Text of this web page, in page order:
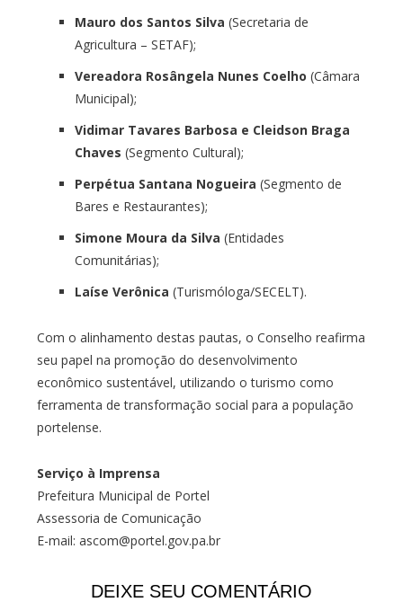
Mauro dos Santos Silva (Secretaria de
Agricultura – SETAF);
Vereadora Rosângela Nunes Coelho (Câmara
Municipal);
Vidimar Tavares Barbosa e Cleidson Braga
Chaves (Segmento Cultural);
Perpétua Santana Nogueira (Segmento de
Bares e Restaurantes);
Simone Moura da Silva (Entidades
Comunitárias);
Laíse Verônica (Turismóloga/SECELT).
Com o alinhamento destas pautas, o Conselho reafirma
seu papel na promoção do desenvolvimento
econômico sustentável, utilizando o turismo como
ferramenta de transformação social para a população
portelense.
Serviço à Imprensa
Prefeitura Municipal de Portel
Assessoria de Comunicação
E-mail: ascom@portel.gov.pa.br
DEIXE SEU COMENTÁRIO